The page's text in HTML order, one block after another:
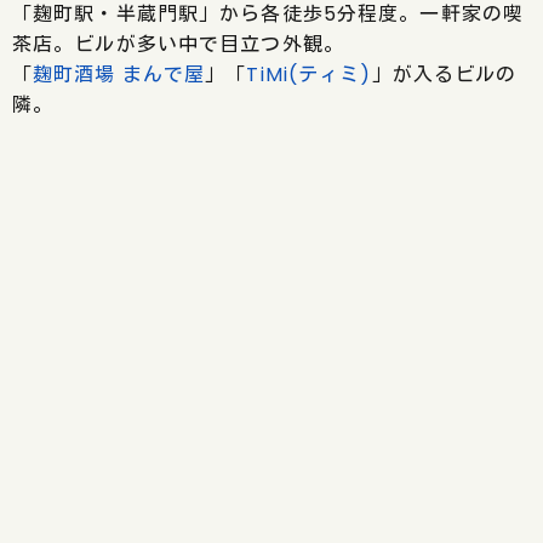
「麹町駅・半蔵門駅」から各徒歩5分程度。一軒家の喫
茶店。ビルが多い中で目立つ外観。
「麹町酒場 まんで屋」「TiMi(ティミ)」が入るビルの
隣。